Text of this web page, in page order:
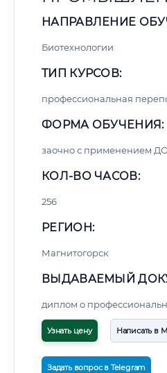
НАПРАВЛЕНИЕ
Биотехнологии
ТИП КУРСОВ:
профессиональная
ФОРМА ОБУЧЕНИЯ:
заочно с применением
КОЛ-ВО ЧАСОВ:
256
РЕГИОН:
Магнитогорск
ВЫДАВАЕМЫЙ
диплом о
Узнать цену Написать в
Задать вопрос в Telegram